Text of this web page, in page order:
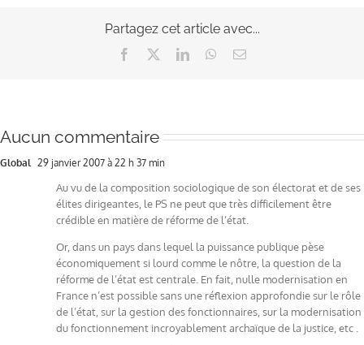
Partagez cet article avec...
Facebook LinkedInWhatsApp
Email
Aucun commentaire
Global 29 janvier 2007 à 22 h 37 min
Au vu de la composition sociologique de son électorat et de ses
élites dirigeantes, le PS ne peut que très difficilement être
crédible en matière de réforme de l’état.
Or, dans un pays dans lequel la puissance publique pèse
économiquement si lourd comme le nôtre, la question de la
réforme de l’état est centrale. En fait, nulle modernisation en
France n’est possible sans une réflexion approfondie sur le rôle
de l’état, sur la gestion des fonctionnaires, sur la modernisation
du fonctionnement incroyablement archaïque de la justice, etc .